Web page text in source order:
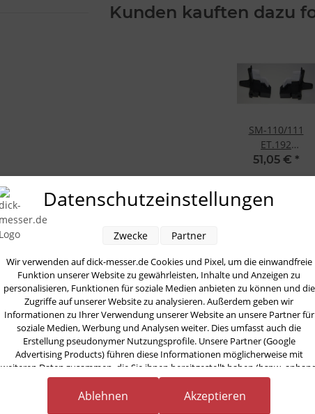
Kunden kauften dazu
SM-110/111
ET.192
Bürsteneinheit,
rechts + links
51,05 € *
Ähnliche
Rolltasche
komplett mit 11-
tlg. Bestückung
von Dick
401,65 € -
435,60 €
Kochkoffer
Premier Plus
von Dick
247,15 € -
277,10 €
Datenschutzeinstellungen
Wir verwenden auf dick-messer.de Cookies und Pixel, um die einwandfreie
Funktion unserer Website zu gewährleisten, Inhalte und Anzeigen zu
personalisieren, Funktionen für soziale Medien anbieten zu können und die
Zugriffe auf unserer Website zu analysieren. Außerdem geben wir
Informationen zu Ihrer Verwendung unserer Website an unsere Partner für
soziale Medien, Werbung und Analysen weiter. Dies umfasst auch die
Erstellung pseudonymer Nutzungsprofile. Unsere Partner (Google
Advertising Products) führen diese Informationen möglicherweise mit
weiteren Daten zusammen, die Sie ihnen bereitgestellt haben (bspw.
eines persönlichen Accounts) oder welche sie im Rahmen Ihrer Nutzung der
Dienste gesammelt haben (bspw. Nutzungsdaten anderer Geräte). Ihre
Einwilligung zur Nutzung von Cookies und Pixeln können Sie jederzeit
Zwecke Partner
Ablehnen Akzeptieren